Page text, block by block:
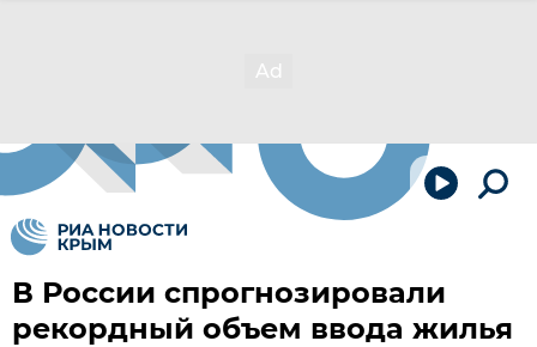
В России спрогнозировали
рекордный объем ввода жилья